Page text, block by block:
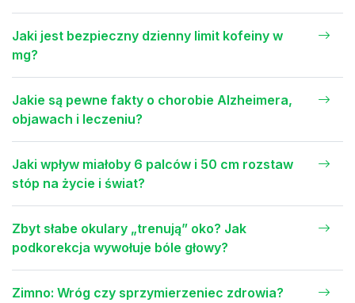
Jaki jest bezpieczny dzienny limit kofeiny w
mg?
Jakie są pewne fakty o chorobie Alzheimera,
objawach i leczeniu?
Jaki wpływ miałoby 6 palców i 50 cm rozstaw
stóp na życie i świat?
Zbyt słabe okulary „trenują” oko? Jak
podkorekcja wywołuje bóle głowy?
Zimno: Wróg czy sprzymierzeniec zdrowia?